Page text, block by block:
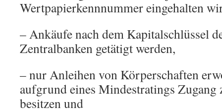
Wertpapierkennnummer eingehalten
– Ankäufe nach dem Kapitalschlüssel
Zentralbanken getätigt werden,
– nur Anleihen von Körperschaften
aufgrund eines Mindestratings
besitzen und